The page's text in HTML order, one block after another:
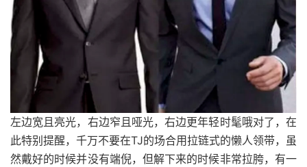
左边宽且亮光，右边窄且哑光，右边更年轻时髦哦对了，在
此特别提醒，千万不要在TJ的场合用拉链式的懒人领带，虽
然戴好的时候并没有端倪，但解下来的时候非常拉胯，有一